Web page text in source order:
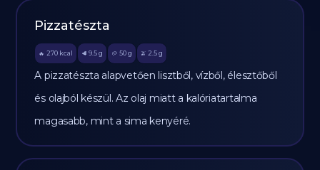
Pizzatészta
🔥 270 kcal 🥩 9.5 g 🥔 50g 🫒 2.5 g
A pizzatészta alapvetően lisztből, vízből, élesztőből
és olajból készül. Az olaj miatt a kalóriatartalma
magasabb, mint a sima kenyéré.